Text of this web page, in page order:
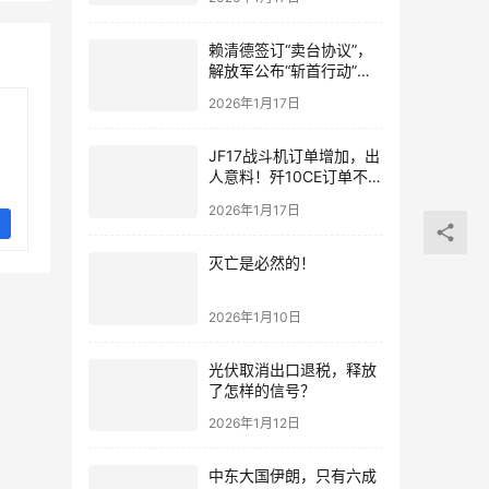
赖清德签订“卖台协议”，
解放军公布“斩首行动”画
2026年1月17日
JF17战斗机订单增加，出
人意料！歼10CE订单不要
2026年1月17日
灭亡是必然的！
2026年1月10日
光伏取消出口退税，释放
了怎样的信号？
2026年1月12日
中东大国伊朗，只有六成